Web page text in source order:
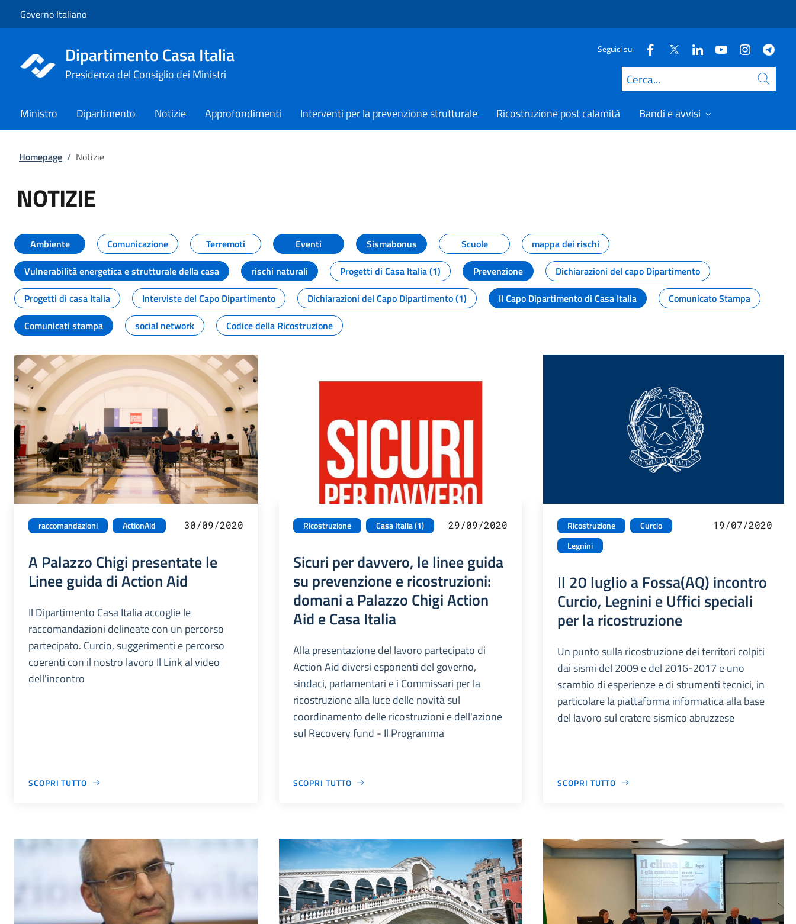
Governo Italiano
Dipartimento Casa Italia
Presidenza del Consiglio dei Ministri
Seguici su:
Cerca
Ministro Dipartimento Notizie Approfondimenti Interventi per la prevenzione strutturale Ricostruzione post calamità Bandi e avvisi
Homepage / Notizie
NOTIZIE
Tutti i contenuti della pagina NOTIZIE
Ambiente Comunicazione Terremoti Eventi Sismabonus Scuole
mappa dei rischi
Vulnerabilità energetica e strutturale della casa
rischi naturali Progetti di Casa Italia (1) Prevenzione
Dichiarazioni del capo Dipartimento
Progetti di casa Italia
Interviste del Capo Dipartimento Dichiarazioni del Capo Dipartimento (1) Il Capo Dipartimento di Casa Italia
Comunicato Stampa
Comunicati stampa
social network Codice della Ricostruzione
raccomandazioni ActionAid 30/09/2020
A Palazzo Chigi presentate le
Linee guida di Action Aid
Il Dipartimento Casa Italia accoglie le
raccomandazioni delineate con un percorso
partecipato. Curcio, suggerimenti e percorso
coerenti con il nostro lavoro Il Link al video
dell'incontro
SCOPRI TUTTO
Ricostruzione Casa Italia (1) 29/09/2020
Sicuri per davvero, le linee guida
su prevenzione e ricostruzioni:
domani a Palazzo Chigi Action
Aid e Casa Italia
Alla presentazione del lavoro partecipato di
Action Aid diversi esponenti del governo,
sindaci, parlamentari e i Commissari per la
ricostruzione alla luce delle novità sul
coordinamento delle ricostruzioni e dell'azione
sul Recovery fund - Il Programma
SCOPRI TUTTO
Ricostruzione
Curcio
Legnini
19/07/2020
Il 20 luglio a Fossa(AQ) incontro
Curcio, Legnini e Uffici speciali
per la ricostruzione
Un punto sulla ricostruzione dei territori colpiti
dai sismi del 2009 e del 2016-2017 e uno
scambio di esperienze e di strumenti tecnici, in
particolare la piattaforma informatica alla base
del lavoro sul cratere sismico abruzzese
SCOPRI TUTTO